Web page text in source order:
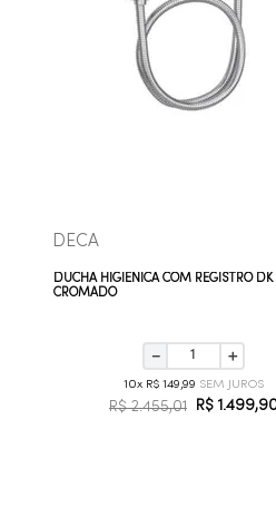
COMPRAR AGORA
VEJA MAIS
DECA
DUCHA HIGIÊNICA COM REGISTRO DK
CROMADO
＋
－
10 R$ 149,99
R$ 2.455,01 R$ 1 .499,